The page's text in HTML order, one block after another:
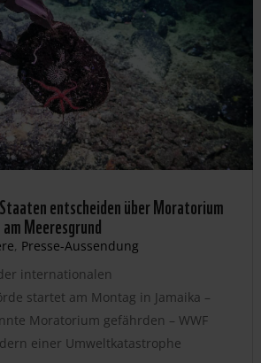
entscheiden über Moratorium
Meeresgrund
, Presse-Aussendung
internationalen
startet am Montag in Jamaika –
Moratorium gefährden – WWF
einer Umweltkatastrophe